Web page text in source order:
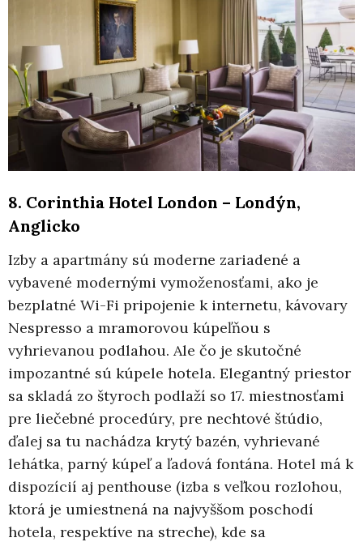
8. Corinthia Hotel London – Londýn,
Anglicko
Izby a apartmány sú moderne zariadené a
vybavené modernými vymoženosťami, ako je
bezplatné Wi-Fi pripojenie k internetu, kávovary
Nespresso a mramorovou kúpeľňou s
vyhrievanou podlahou. Ale čo je skutočné
impozantné sú kúpele hotela. Elegantný priestor
sa skladá zo štyroch podlaží so 17. miestnosťami
pre liečebné procedúry, pre nechtové štúdio,
ďalej sa tu nachádza krytý bazén, vyhrievané
lehátka, parný kúpeľ a ľadová fontána. Hotel má k
dispozícií aj penthouse (izba s veľkou rozlohou,
ktorá je umiestnená na najvyššom poschodí
hotela, respektíve na streche), kde sa